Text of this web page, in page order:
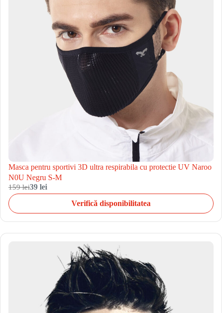
Masca pentru sportivi 3D ultra respirabila cu protectie UV Naroo
N0U Negru S-M
159 lei39 lei
Verifică disponibilitatea